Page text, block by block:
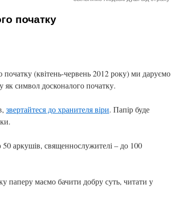
початку
початку (квітень-червень 2012 року) ми даруємо
як символ досконалого початку.
звертайтеся до хранителя віри. Папір буде
аркушів, священнослужителі – до 100
паперу маємо бачити добру суть, читати у